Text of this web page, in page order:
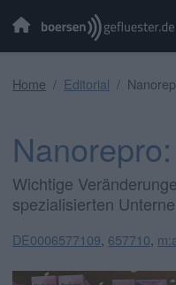
Home Editorial
Wichtige
spezialisierten
DE0006577109 657710